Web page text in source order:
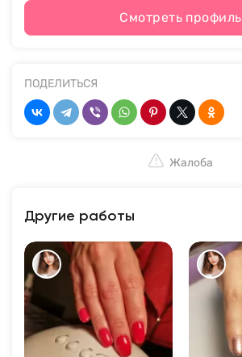
Смотреть профиль
ПОДЕЛИТЬСЯ
Жалоба
Другие работы